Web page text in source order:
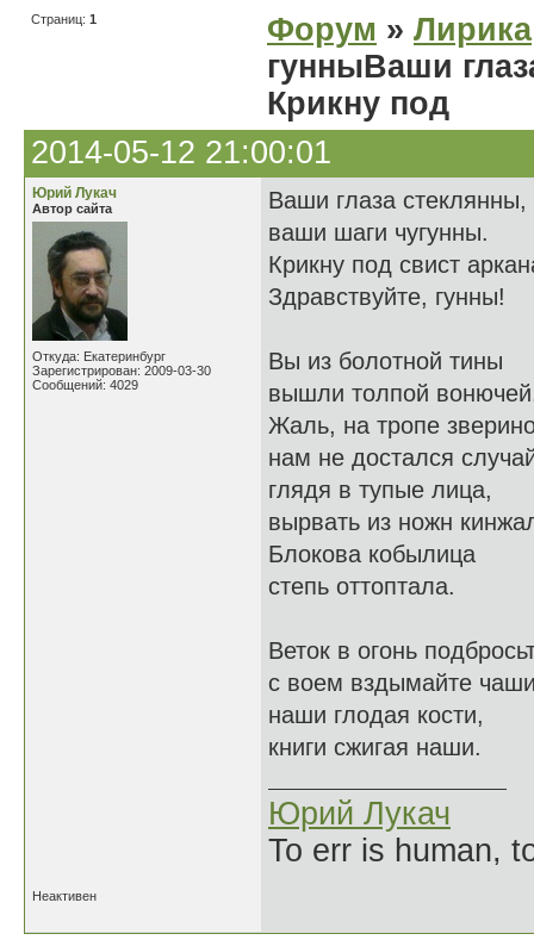
Страниц: 1 Форум » Лирика
гунныВаши
Крикну под
2014-05-12 21:00:01
Юрий Лукач
Автор сайта
Откуда: Екатеринбург
Зарегистрирован: 2009-03-30
Сообщений: 4029
Ваши глаза стеклянны,
ваши шаги чугунны.
Крикну под свист
Здравствуйте, гунны!
Вы из болотной тины
вышли толпой
Жаль, на тропе
нам не достался
глядя в тупые лица,
вырвать из ножн
Блокова кобылица
степь оттоптала.
Веток в огонь
с воем вздымайте
наши глодая кости,
книги сжигая наши.
Юрий Лукач
To err is human,
Неактивен